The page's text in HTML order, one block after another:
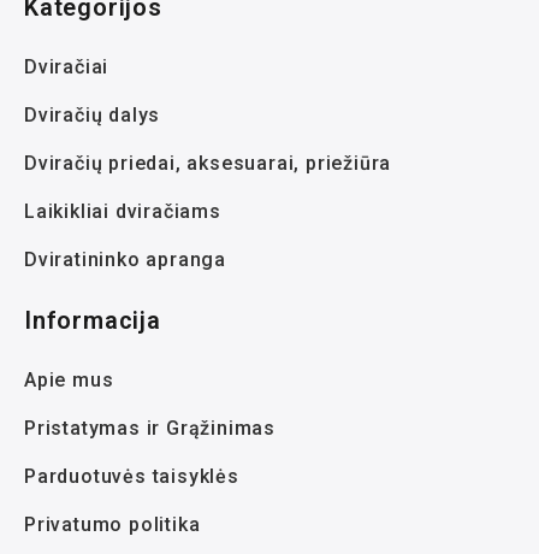
Kategorijos
Dviračiai
Dviračių dalys
Dviračių priedai, aksesuarai, priežiūra
Laikikliai dviračiams
Dviratininko apranga
Informacija
Apie mus
Pristatymas ir Grąžinimas
Parduotuvės taisyklės
Privatumo politika